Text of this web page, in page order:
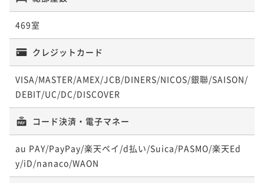
【連泊割◆朝食付】【清掃なし】4連泊以上のwecoプ
ラン＜Wi-Fi＆ランドリー無料＞
朝食付き 現地決済可 事前決済可
IN 15:00 - 29:00 OUT11:00
ポイント即利用で
2名 ¥ 96,900 ~
469室
クレジットカード
VISA/MASTER/AMEX/JCB/DINERS/NICOS/銀聯/SAISON/
DEBIT/UC/DC/DISCOVER
コード決済・電子マネー
au PAY/PayPay/楽天ペイ/d払い/Suica/PASMO/楽天Ed
y/iD/nanaco/WAON